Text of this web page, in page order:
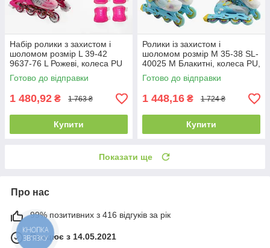
Набір ролики з захистом і
шоломом розмір L 39-42
9637-76 L Рожеві, колеса PU
6 см, у сумці
Готово до відправки
1 480,92 ₴ 1 763 ₴
Купити
Ролики із захистом і
шоломом розмір М 35-38 SL-
40025 M Блакитні, колеса PU,
d — 9 см, у сумці
Готово до відправки
1 448,16 ₴ 1 724 ₴
Купити
Показати ще
Про нас
99% позитивних з 416 відгуків за рік
Працює з 14.05.2021
КНОПКА
ЗВ'ЯЗКУ